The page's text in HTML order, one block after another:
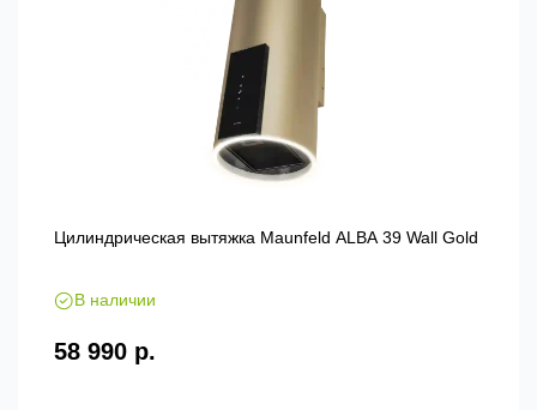
Цилиндрическая вытяжка Maunfeld ALBA 39 Wall Gold
В наличии
58 990 р.